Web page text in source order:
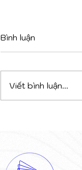
KẾT NỐI
KIẾN TRÚC
Bình luận
Viết bình luận...